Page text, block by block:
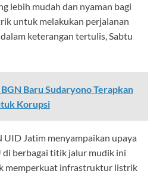
lebih mudah dan nyaman bagi
untuk melakukan perjalanan
keterangan tertulis, Sabtu
Baru Sudaryono Terapkan
Korupsi
UID Jatim menyampaikan upaya
di berbagai titik jalur mudik ini
memperkuat infrastruktur listrik